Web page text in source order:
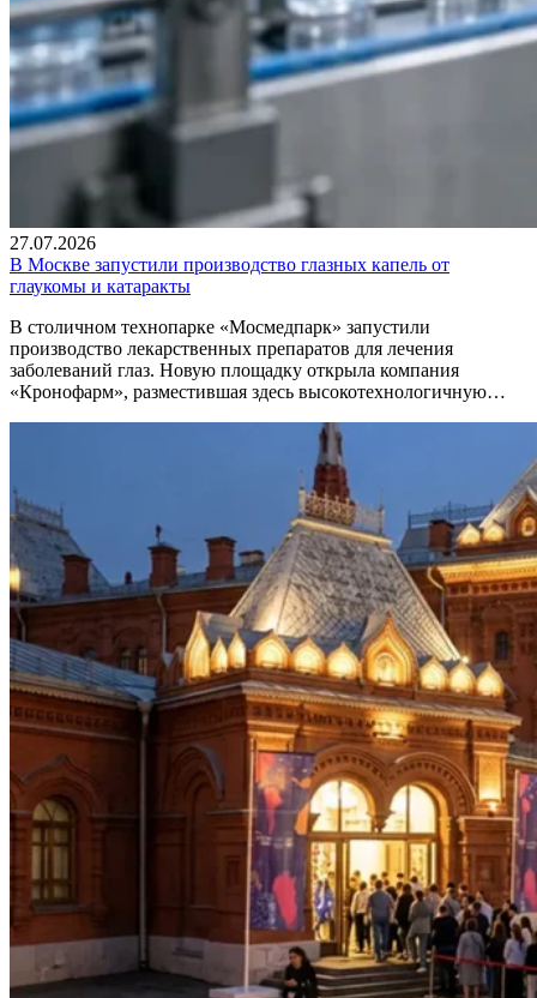
27.07.2026
В Москве запустили производство глазных капель от
глаукомы и катаракты
В столичном технопарке «Мосмедпарк» запустили
производство лекарственных препаратов для лечения
заболеваний глаз. Новую площадку открыла компания
«Кронофарм», разместившая здесь высокотехнологичную…